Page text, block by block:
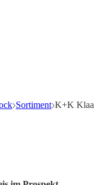
Sortiment K+K